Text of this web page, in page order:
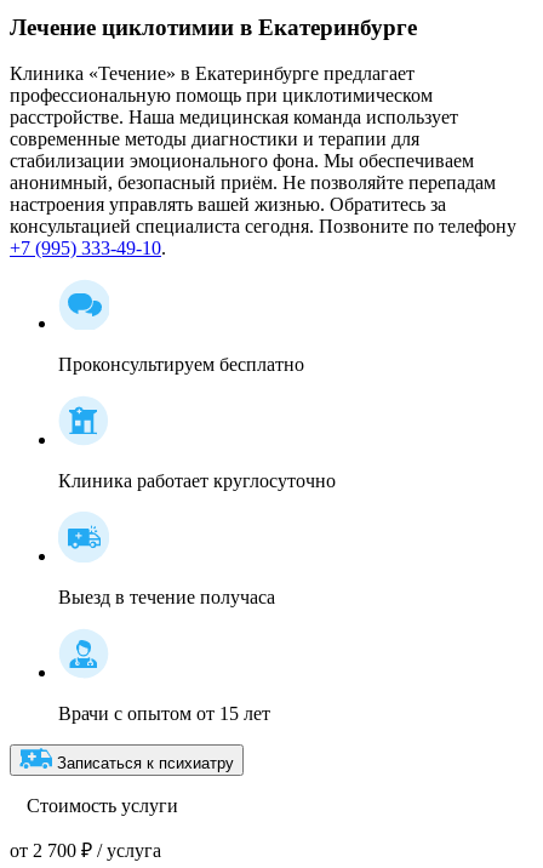
Лечение циклотимии в Екатеринбурге
Клиника «Течение» в Екатеринбурге предлагает
профессиональную помощь при циклотимическом
расстройстве. Наша медицинская команда использует
современные методы диагностики и терапии для
стабилизации эмоционального фона. Мы обеспечиваем
анонимный, безопасный приём. Не позволяйте перепадам
настроения управлять вашей жизнью. Обратитесь за
консультацией специалиста сегодня. Позвоните по телефону
+7 (995) 333-49-10.
Проконсультируем бесплатно
Клиника работает круглосуточно
Выезд в течение получаса
Врачи с опытом от 15 лет
Записаться к психиатру
Стоимость услуги
от 2 700 ₽ / услуга